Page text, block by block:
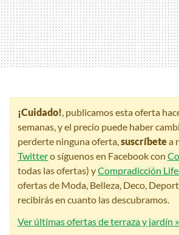
¡Cuidado!, publicamos esta oferta
semanas, y el precio puede haber
perderte ninguna oferta,suscríbetea
Twittero síguenos en Facebook con
todas las ofertas) yCompradicción
ofertas de Moda, Belleza, Deco,
recibirás en cuanto las descubramos.
Ver últimas ofertas de terraza y jardín »